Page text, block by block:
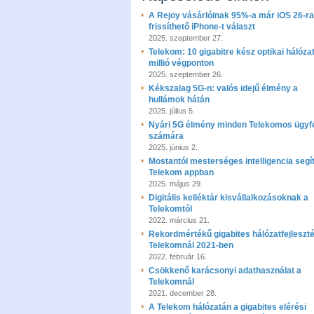
A Rejoy vásárlóinak 95%-a már iOS 26-ra
frissíthető iPhone-t választ
2025. szeptember 27.
Telekom: 10 gigabitre kész optikai
millió végponton
2025. szeptember 26.
Kékszalag 5G-n: valós idejű élmény a
hullámok hátán
2025. július 5.
Nyári 5G élmény minden Telekomos
számára
2025. június 2.
Mostantól mesterséges intelligencia
Telekom appban
2025. május 29.
Digitális kelléktár kisvállalkozásoknak a
Telekomtól
2022. március 21.
Rekordmértékű gigabites
Telekomnál 2021-ben
2022. február 16.
Csökkenő karácsonyi adathasználat a
Telekomnál
2021. december 28.
A Telekom hálózatán a gigabites elérési